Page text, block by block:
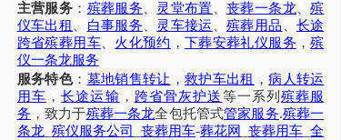
主营服务 ： 殡葬服务 灵堂布置 、丧葬一条龙 、殡
仪车出租
白事服务 灵车接运 、殡葬用品
长途
跨省殡葬用车、 火化预约 ，下葬安葬礼仪服务 ，殡
仪一条龙服务
服务特色： 墓地销售转让 ，救护车出租 ，病人转运
用车 ，长途运输 ， 跨省骨灰护送等一系列 殡葬服
务 ，致力于殡葬一条龙全包托管式管家服务.殡葬一
条龙 殡仪服务公司 丧葬用车-葬花网 _丧葬用车 _全